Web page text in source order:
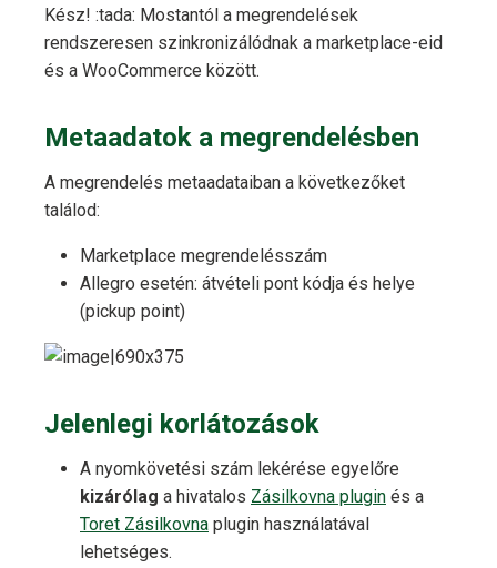
Kész! :tada: Mostantól a megrendelések
rendszeresen szinkronizálódnak a marketplace-eid
és a WooCommerce között.
Metaadatok a megrendelésben
A megrendelés metaadataiban a következőket
találod:
Marketplace megrendelésszám
Allegro esetén: átvételi pont kódja és helye
(pickup point)
Jelenlegi korlátozások
A nyomkövetési szám lekérése egyelőre
kizárólag a hivatalos Zásilkovna plugin és a
Toret Zásilkovna plugin használatával
lehetséges.